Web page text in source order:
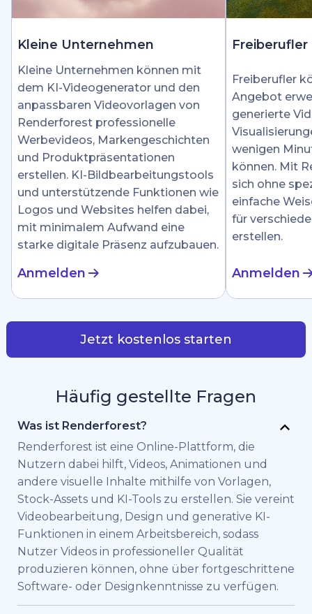
Kleine Unternehmen
Kleine Unternehmen können mit
dem KI-Videogenerator und den
anpassbaren Videovorlagen von
Renderforest professionelle
Werbevideos, Markengeschichten
und Produktpräsentationen
erstellen. KI-Bildbearbeitungstools
und unterstützende Funktionen wie
Logos und Websites helfen dabei,
mit minimalem Aufwand eine
starke digitale Präsenz aufzubauen.
Anmelden
Freiberufler
Freiberufler
Angebot
generierte
wenigen
können. Mit
sich ohne
einfache
für
erstellen.
Anmelden
Jetzt kostenlos starten
Häufig gestellte Fragen
Was ist Renderforest?
Renderforest ist eine Online-Plattform, die
Nutzern dabei hilft, Videos, Animationen und
andere visuelle Inhalte mithilfe von Vorlagen,
Stock-Assets und KI-Tools zu erstellen. Sie vereint
Videobearbeitung, Design und generative KI-
Funktionen in einem Arbeitsbereich, sodass
Nutzer Videos in professioneller Qualität
produzieren können, ohne über fortgeschrittene
Software- oder Designkenntnisse zu verfügen.